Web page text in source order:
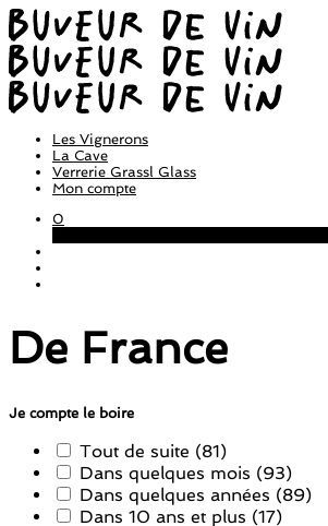
Les Vignerons
La Cave
Verrerie Grassl Glass
Mon compte
0
De France
Je compte le boire
Tout de suite (81)
Dans quelques mois (93)
Dans quelques années (89)
Dans 10 ans et plus (17)